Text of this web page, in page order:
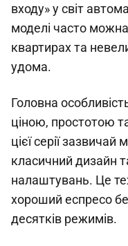
входу» у світ
моделі часто
квартирах та
удома.
Головна
ціною, простотою
цієї серії
класичний дизайн
налаштувань. Це
хороший еспресо
десятків режимів.